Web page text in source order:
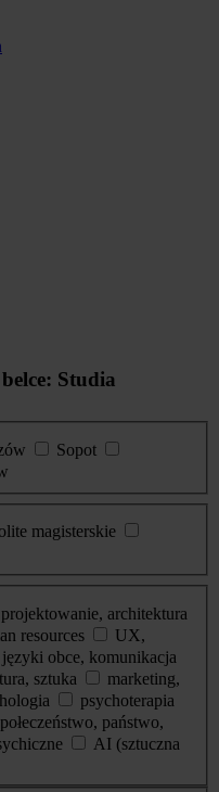
Studia
Sopot
magisterskie
architektura
resources
UX,
języki obce, komunikacja
sztuka
marketing,
psychoterapia
państwo,
AI (sztuczna